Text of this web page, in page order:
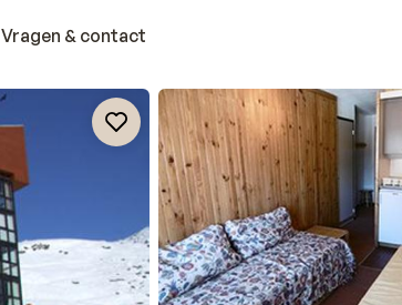
Vragen & contact